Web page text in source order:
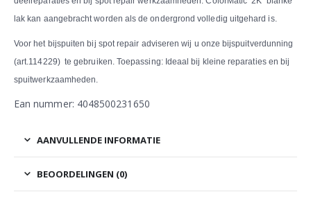
lak kan aangebracht worden als de ondergrond volledig uitgehard is.
Voor het bijspuiten bij spot repair adviseren wij u onze bijspuitverdunning
(art.114229) te gebruiken. Toepassing: Ideaal bij kleine reparaties en bij
spuitwerkzaamheden.
Ean nummer: 4048500231650
AANVULLENDE INFORMATIE
BEOORDELINGEN (0)